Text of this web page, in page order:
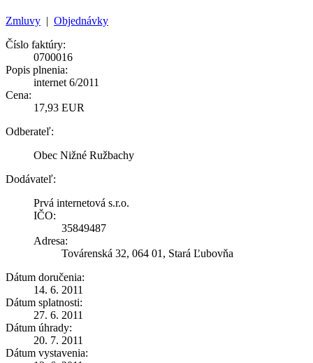
Zmluvy | Objednávky
Číslo faktúry:
0700016
Popis plnenia:
internet 6/2011
Cena:
17,93 EUR
Odberateľ:
Obec Nižné Ružbachy
Dodávateľ:
Prvá internetová s.r.o.
IČO:
35849487
Adresa:
Továrenská 32, 064 01, Stará Ľubovňa
Dátum doručenia:
14. 6. 2011
Dátum splatnosti:
27. 6. 2011
Dátum úhrady:
20. 7. 2011
Dátum vystavenia: